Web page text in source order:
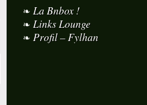
La Bnbox !
Links Lounge
Profil – Fylhan